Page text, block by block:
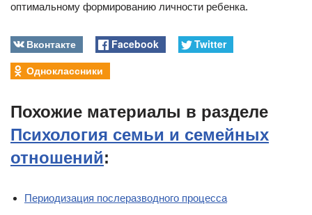
оптимальному формированию личности ребенка.
Вконтакте Facebook
Twitter
Одноклассники
Похожие материалы в разделе
Психология семьи и семейных
отношений:
Периодизация послеразводного процесса